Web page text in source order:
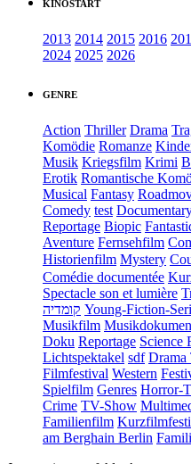
KINOSTART
2013 2014 2015 2016
2024 2025 2026
GENRE
Action Thriller Drama
Komödie Romanze
Musik Kriegsfilm Krimi
Erotik Romantische
Musical Fantasy
Comedy test
Reportage Biopic
Aventure Fernsehfilm
Historienfilm Mystery
Comédie documentée
Spectacle son et lumière
קומדיה Young-Fiction-
Musikfilm
Doku Reportage Science
Lichtspektakel sdf Drama
Filmfestival Western
Spielfilm Genres Horror-
Crime TV-Show
Familienfilm
am Berghain Berlin